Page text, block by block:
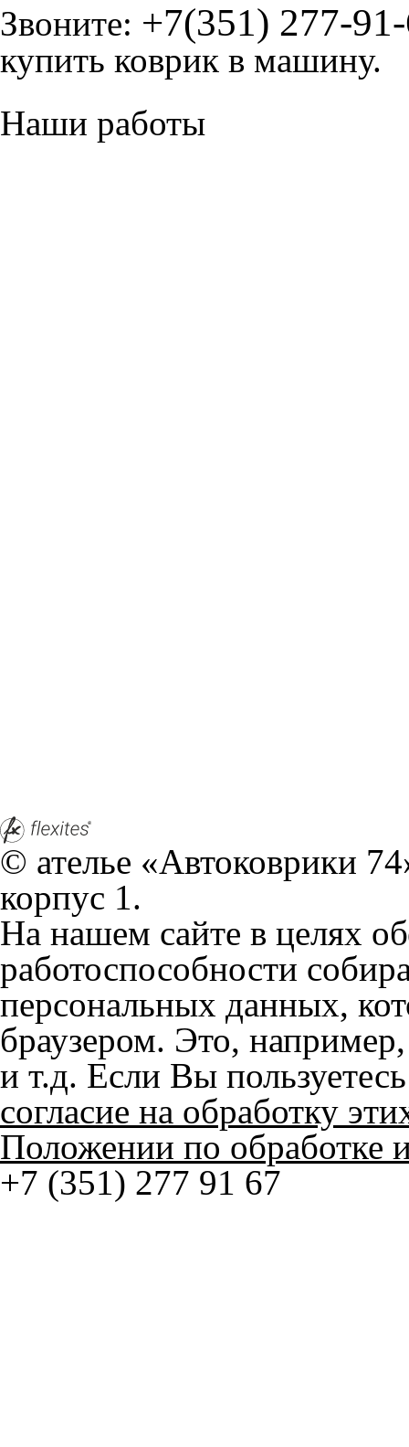
Звоните: +7(351) 277-
купить коврик в машину.
Наши работы
На нашем сайте в целях
работоспособности
персональных данных,
браузером. Это,
и т.д. Если Вы
согласие на обработку
Положении по обработке
+7 (351) 277 91 67